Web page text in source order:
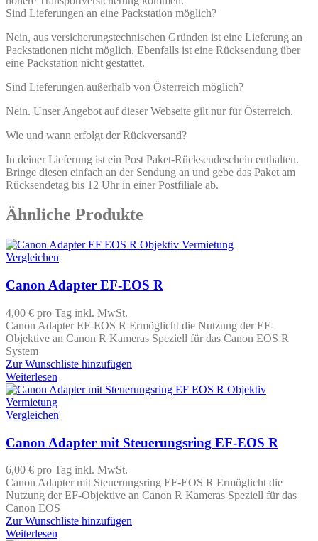
Sind Lieferungen an eine Packstation möglich?
Nein, aus versicherungstechnischen Gründen ist eine Lieferung an
Packstationen nicht möglich. Ebenfalls ist eine Rücksendung über
eine Packstation nicht gestattet.
Sind Lieferungen außerhalb von Österreich möglich?
Nein. Unser Angebot auf dieser Webseite gilt nur für Österreich.
Wie und wann erfolgt der Rückversand?
In deiner Lieferung ist ein Post Paket-Rücksendeschein enthalten.
Bringe diesen einfach an der Sendung an und gebe das Paket am
Rücksendetag bis 12 Uhr in einer Postfiliale ab.
Ähnliche Produkte
Vergleichen
Canon Adapter EF-EOS R
4,00 € pro Tag inkl. MwSt.
Canon Adapter EF-EOS R Ermöglicht die Nutzung der EF-
Objektive an Canon R Kameras Speziell für das Canon EOS R
System
Zur Wunschliste hinzufügen
Weiterlesen
Vergleichen
Canon Adapter mit Steuerungsring EF-EOS R
6,00 € pro Tag inkl. MwSt.
Canon Adapter mit Steuerungsring EF-EOS R Ermöglicht die
Nutzung der EF-Objektive an Canon R Kameras Speziell für das
Canon EOS
Zur Wunschliste hinzufügen
Weiterlesen